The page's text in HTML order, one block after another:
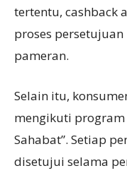
tertentu, cashback
proses
pameran.
Selain itu,
mengikuti
Sahabat”. Setiap
disetujui selama